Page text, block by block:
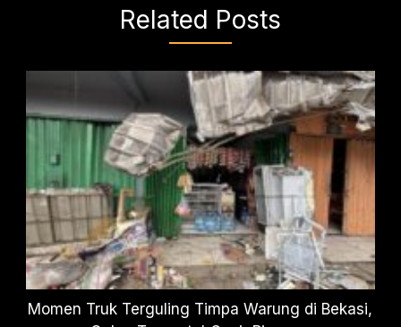
Related Posts
Momen Truk Terguling Timpa Warung di Bekasi,